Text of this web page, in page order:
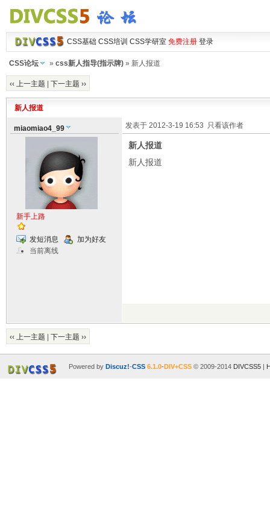
CSS基础 CSS培训 CSS学研室 免费注册 登录
CSS论坛 » css新人指导(指示牌)» 新人报道
‹‹ 上一主题 下一主题 ››
新人报道
miaomiao4_99
新手上路
发短消息
加为好友
当前离线
发表于 2012-3-19 16:53 只看该作者
新人报道
新人报道
‹‹ 上一主题 下一主题 ››
Powered by Discuz!-CSS 6.1.0-DIV+CSS© 2009-2014 DIVCSS5|